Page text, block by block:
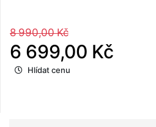
8 990,00 Kč
6 699,00 Kč
Hlídat cenu